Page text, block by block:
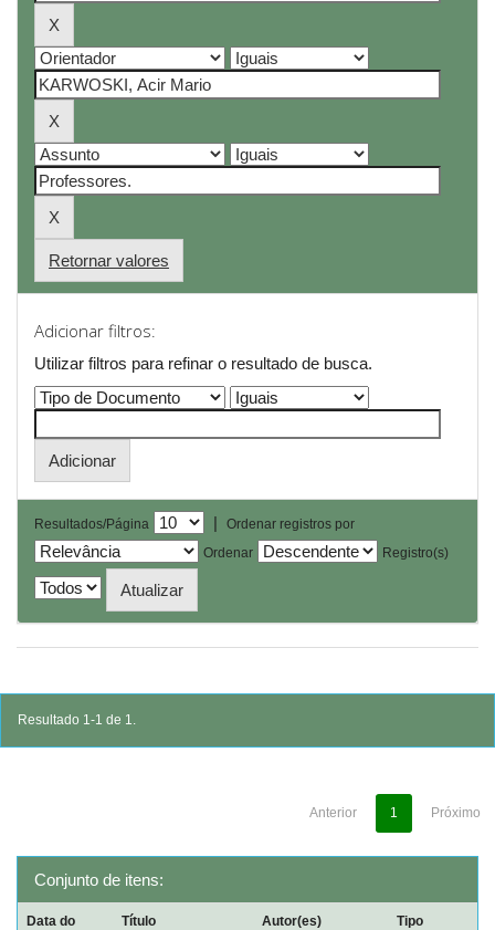
Retornar valores
Adicionar filtros:
Utilizar filtros para refinar o resultado de busca.
Resultados/Página |
Ordenar registros por
Ordenar
Registro(s)
Resultado 1-1 de 1.
Anterior 1 Próximo
Conjunto de itens:
Data do
Título Autor(es) Tipo